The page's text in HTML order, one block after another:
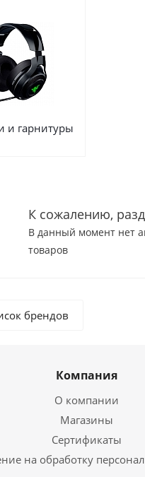
и гарнитуры
К сожалению,
В данный момент нет
товаров
брендов
Компания
О компании
Магазины
Сертификаты
на обработку